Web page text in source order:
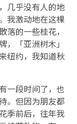
几乎没有人的地
我激动地在这棵
落的一些桂花，
，「亚洲树木」
纽约，我知道秋
一段时间了，也
。但因为朋友都
季前后，往年我